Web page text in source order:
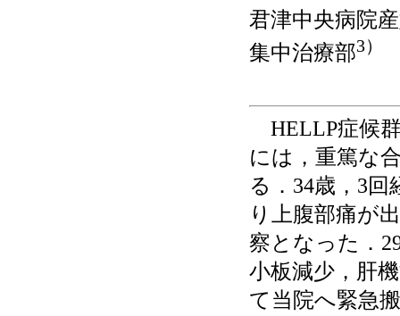
君津中央病院
集中治療部3）
HELLP症候
には，重篤な
る．34歳，3回
り上腹部痛が
察となった．
小板減少，肝
て当院へ緊急